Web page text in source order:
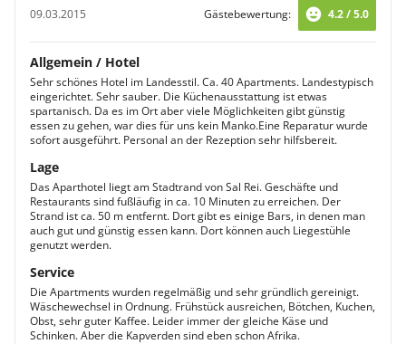
09.03.2015
Gästebewertung: 4.2 / 5.0
Allgemein / Hotel
Sehr schönes Hotel im Landesstil. Ca. 40 Apartments. Landestypisch
eingerichtet. Sehr sauber. Die Küchenausstattung ist etwas
spartanisch. Da es im Ort aber viele Möglichkeiten gibt günstig
essen zu gehen, war dies für uns kein Manko.Eine Reparatur wurde
sofort ausgeführt. Personal an der Rezeption sehr hilfsbereit.
Lage
Das Aparthotel liegt am Stadtrand von Sal Rei. Geschäfte und
Restaurants sind fußläufig in ca. 10 Minuten zu erreichen. Der
Strand ist ca. 50 m entfernt. Dort gibt es einige Bars, in denen man
auch gut und günstig essen kann. Dort können auch Liegestühle
genutzt werden.
Service
Die Apartments wurden regelmäßig und sehr gründlich gereinigt.
Wäschewechsel in Ordnung. Frühstück ausreichen, Bötchen, Kuchen,
Obst, sehr guter Kaffee. Leider immer der gleiche Käse und
Schinken. Aber die Kapverden sind eben schon Afrika.